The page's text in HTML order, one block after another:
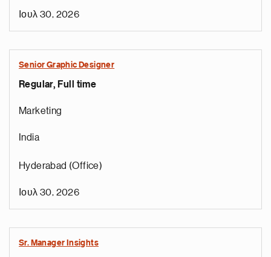
Ιουλ 30, 2026
Senior Graphic Designer
Regular, Full time
Marketing
India
Hyderabad (Office)
Ιουλ 30, 2026
Sr. Manager Insights